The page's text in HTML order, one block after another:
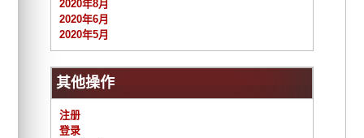
2020年8月
2020年6月
2020年5月
其他操作
注册
登录